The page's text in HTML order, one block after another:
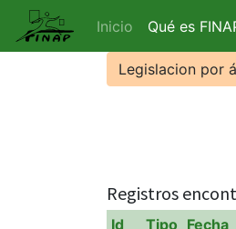
Inicio Qué es
Legislacion por
Registros
Id Tipo Fecha